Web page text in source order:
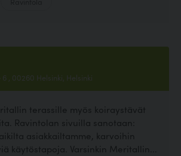
, 00260 Helsinki, Helsinki
terassille myös koiraystävät
Ravintolan sivuilla sanotaan:
asiakkailtamme, karvoihin
käytöstapoja. Varsinkin Meritallin...